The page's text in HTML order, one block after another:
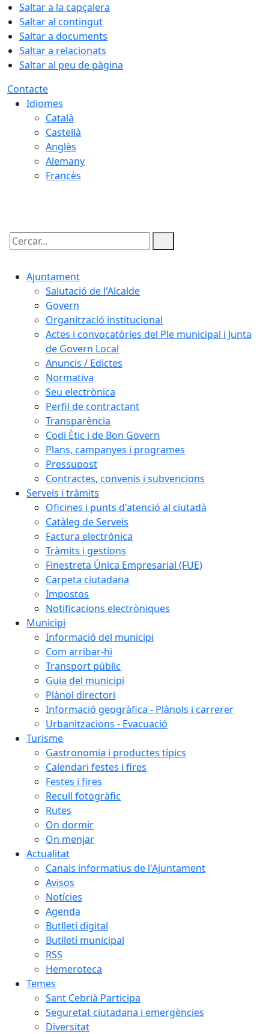
Saltar a la capçalera
Saltar al contingut
Saltar a documents
Saltar a relacionats
Saltar al peu de pàgina
Contacte
Idiomes
Català
Castellà
Anglès
Alemany
Francès
Cercar:
Ajuntament
Salutació de l'Alcalde
Govern
Organització institucional
Actes i convocatòries del Ple municipal i Junta
de Govern Local
Anuncis / Edictes
Normativa
Seu electrònica
Perfil de contractant
Transparència
Codi Ètic i de Bon Govern
Plans, campanyes i programes
Pressupost
Contractes, convenis i subvencions
Serveis i tràmits
Oficines i punts d'atenció al ciutadà
Catàleg de Serveis
Factura electrònica
Tràmits i gestions
Finestreta Única Empresarial (FUE)
Carpeta ciutadana
Impostos
Notificacions electròniques
Municipi
Informació del municipi
Com arribar-hi
Transport públic
Guia del municipi
Plànol directori
Informació geogràfica - Plànols i carrerer
Urbanitzacions - Evacuació
Turisme
Gastronomia i productes típics
Calendari festes i fires
Festes i fires
Recull fotogràfic
Rutes
On dormir
On menjar
Actualitat
Canals informatius de l'Ajuntament
Avisos
Notícies
Agenda
Butlletí digital
Butlletí municipal
RSS
Hemeroteca
Temes
Sant Cebrià Participa
Seguretat ciutadana i emergències
Diversitat